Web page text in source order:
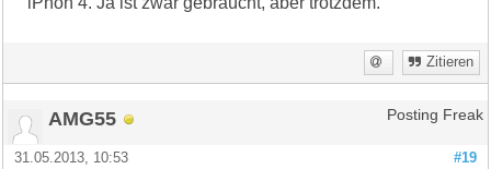
Zitieren
AMG55 Posting Freak
#19
31.05.2013, 10:53